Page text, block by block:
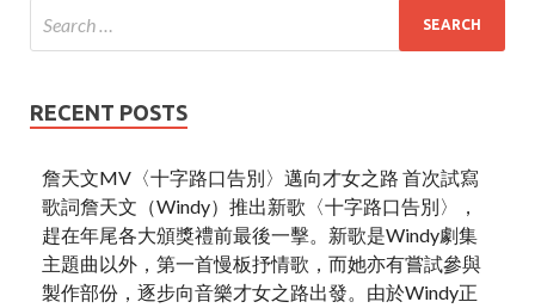
RECENT POSTS
詹天文MV〈十字路口告別〉邁向才女之路 首次試寫
歌詞詹天文（Windy）推出新歌〈十字路口告別〉，
趕在年尾各大頒獎禮前最後一擊。新歌是Windy劇集
主題曲以外，第一首慢板抒情歌，而她亦有嘗試參與
製作部份，逐步向音樂才女之路出發。由於Windy正